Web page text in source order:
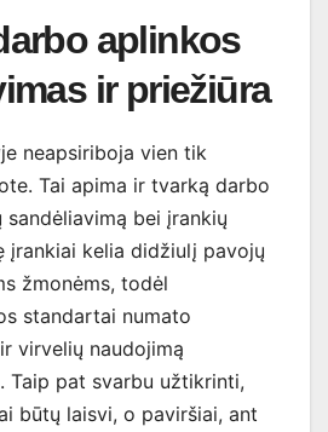
aplinkos
ir priežiūra
neapsiriboja vien tik
Tai apima ir tvarką darbo
bei įrankių
įrankiai kelia didžiulį pavojų
žmonėms, todėl
standartai numato
virvelių naudojimą
Taip pat svarbu užtikrinti,
būtų laisvi, o paviršiai, ant